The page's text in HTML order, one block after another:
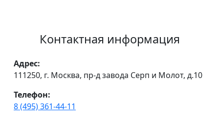
Контактная информация
Адрес:
111250, г. Москва, пр-д завода Серп и Молот, д.10
Телефон:
8 (495) 361-44-11